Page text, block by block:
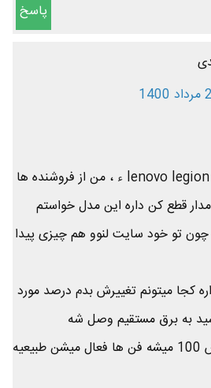
پاسخ
1- سلام ، لپ تاپ من lenovo legion 5 ء ، من از فروشنده ها
قطع کن داره این مدل خواستم
چون تو خود سایت لنوو هم چیزی پیدا
کجا میتونم تغییرش بدم درصد مورد
3- بعد اینکه وقتی شارژش 100 میشه فن ها فعال میشن طبیعیه